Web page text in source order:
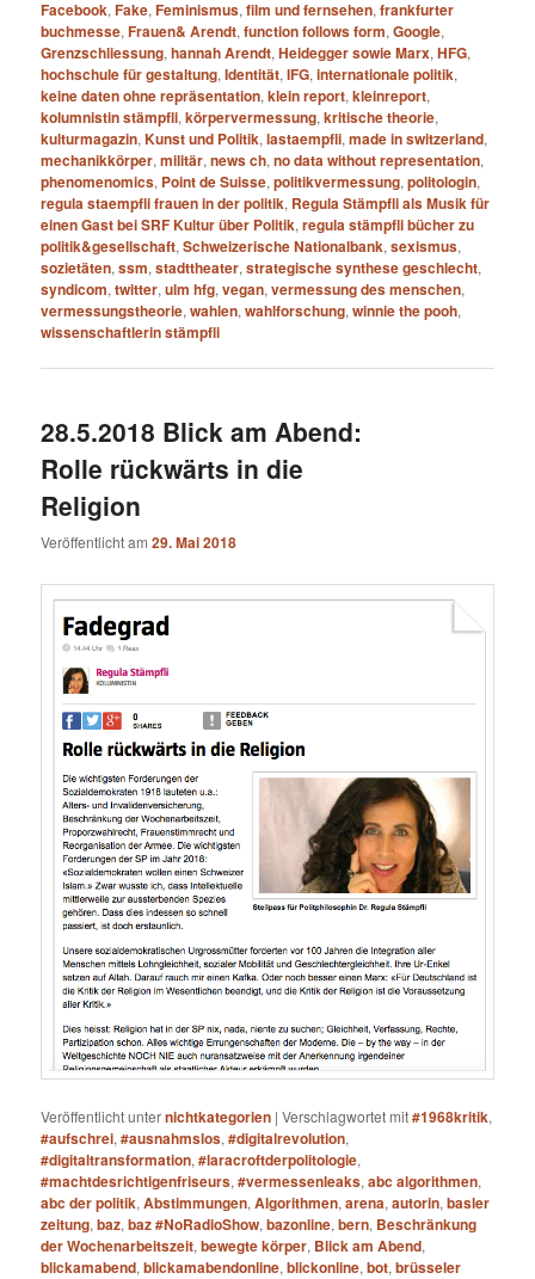
Facebook,Fake,Feminismus,film und fernsehen,frankfurter
buchmesse,Frauen& Arendt,function follows form,Google,
Grenzschliessung,hannah Arendt,Heidegger sowie Marx,HFG,
hochschule für gestaltung,Identität,IFG,internationale politik,
keine daten ohne repräsentation,klein report,kleinreport,
kolumnistin stämpfli,körpervermessung,kritische theorie,
kulturmagazin,Kunst und Politik,lastaempfli,made in switzerland,
mechanikkörper,militär,news ch,no data without representation,
phenomenomics, Point de Suisse,politikvermessung,politologin,
regula staempfli frauen in der politik, Regula Stämpfli als Musik für
einen Gast bei SRF Kultur über Politik,regula stämpfli bücher zu
politik&gesellschaft,Schweizerische Nationalbank,sexismus,
sozietäten,ssm,stadttheater,strategische synthese geschlecht,
syndicom,twitter,ulm hfg,vegan,vermessung des menschen,
vermessungstheorie,wahlen,wahlforschung,winnie the pooh,
wissenschaftlerin stämpfli
28.5.2018 Blick am Abend:
Rolle rückwärts in die
Religion
Veröffentlicht am29. Mai 2018
Veröffentlicht unternichtkategorien |Verschlagwortet mit#1968kritik,
#aufschrei,#ausnahmslos,#digitalrevolution,
#digitaltransformation,#laracroftderpolitologie,
#machtdesrichtigenfriseurs,#vermessenleaks,abc algorithmen,
abc der politik,Abstimmungen,Algorithmen,arena,autorin,basler
zeitung,baz,baz #NoRadioShow,bazonline,bern, Beschränkung
der Wochenarbeitszeit,bewegte körper, Blick am Abend,
blickamabend,blickamabendonline,blickonline,bot,brüsseler